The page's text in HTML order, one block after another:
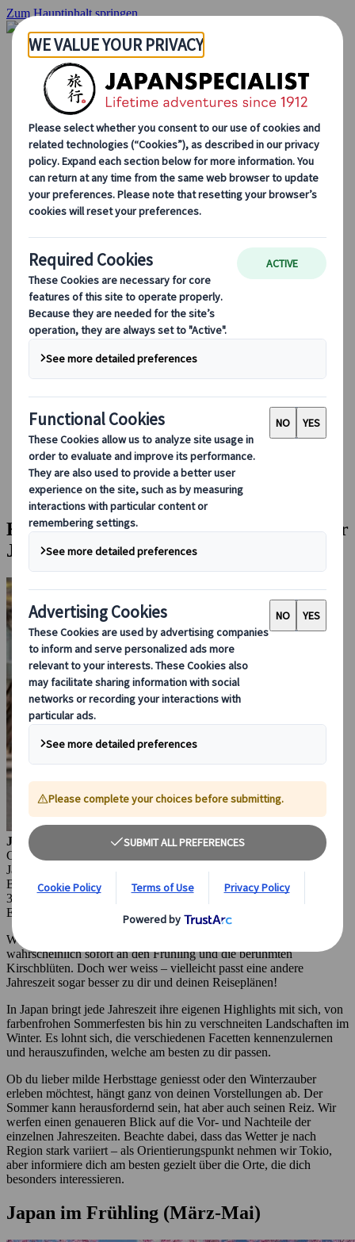
Zum Hauptinhalt springen
Startseite
Rundreisen
Individuelle Reisen
Gruppenreisen
Selbstfahrerreisen
Ausflüge
Massgeschneiderte Gruppenreisen
Japan Rail Pass
Wie wir arbeiten
Über uns
Treffen Sie unser Team
Werden Sie Teil unseres Teams
Saisonale Reisetipps
Highlights des Reiseziels
Kulturelle Einblicke
Kulinarische Erlebnisse
Entdecke Japan mit dem Zug
Häufig gestellte Fragen
Wichtige Informationen
Etikette in Japan
Autofahren in Japan
Bei uns buchen
Japan Rail Pass
Unterkunft
Online-Beratung
Japanspecialist
Japan Reiseblog
Saisonale Reisetipps
Kirschblüte oder Herbstlaub – zu welcher Jahreszeit solltest
du Japan besuchen?
Kirschblüte oder Herbstlaub – zu welcher
Jahreszeit solltest du Japan besuchen?
Julianna Molnar
Content Marketing Manager
Japanspecialist
Budapest, Ungarn
31 Mär 2025
Empfohlen
Saisonale Reisetipps
Wenn du deine erste Reise nach Japan planst, denkst du
wahrscheinlich sofort an den Frühling und die berühmten
Kirschblüten. Doch wer weiss ‒ vielleicht passt eine andere
Jahreszeit sogar besser zu dir und deinen Reiseplänen!
In Japan bringt jede Jahreszeit ihre eigenen Highlights mit sich, von
farbenfrohen Sommerfesten bis hin zu verschneiten Landschaften im
Winter. Es lohnt sich, die verschiedenen Facetten kennenzulernen
und herauszufinden, welche am besten zu dir passen.
Ob du lieber milde Herbsttage geniesst oder den Winterzauber
erleben möchtest, hängt ganz von deinen Vorstellungen ab. Der
Sommer kann herausfordernd sein, hat aber auch seinen Reiz. Wir
werfen einen genaueren Blick auf die Vor- und Nachteile der
einzelnen Jahreszeiten. Beachte dabei, dass das Wetter je nach
Region stark variiert – als Orientierungspunkt nehmen wir Tokio,
aber informiere dich am besten gezielt über die Orte, die dich
besonders interessieren.
Japan im Frühling (März-Mai)